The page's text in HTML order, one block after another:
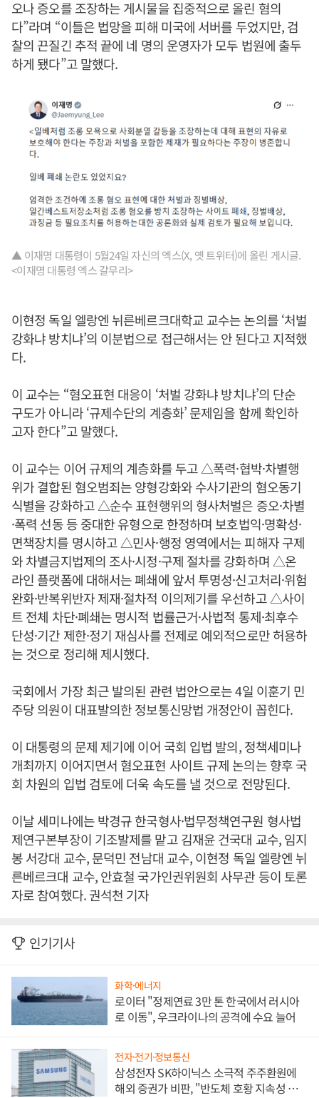
오나 증오를 조장하는 게시물을 집중적으로 올린 혐의
다”라며 “이들은 법망을 피해 미국에 서버를 두었지만, 검
찰의 끈질긴 추적 끝에 네 명의 운영자가 모두 법원에 출두
하게 됐다”고 말했다.
▲ 이재명 대통령이 5월24일 자신의 엑스(X, 옛 트위터)에 올린 게시글.
<이재명 대통령 엑스 갈무리>
이현정 독일 엘랑엔 뉘른베르크대학교 교수는 논의를 ‘처벌
강화냐 방치냐’의 이분법으로 접근해서는 안 된다고 지적했
다.
이 교수는 “혐오표현 대응이 ‘처벌 강화냐 방치냐’의 단순
구도가 아니라 ‘규제수단의 계층화’ 문제임을 함께 확인하
고자 한다”고 말했다.
이 교수는 이어 규제의 계층화를 두고 △폭력·협박·차별행
위가 결합된 혐오범죄는 양형강화와 수사기관의 혐오동기
식별을 강화하고 △순수 표현행위의 형사처벌은 증오·차별
·폭력 선동 등 중대한 유형으로 한정하며 보호법익·명확성·
면책장치를 명시하고 △민사·행정 영역에서는 피해자 구제
와 차별금지법제의 조사·시정·구제 절차를 강화하며 △온
라인 플랫폼에 대해서는 폐쇄에 앞서 투명성·신고처리·위험
완화·반복위반자 제재·절차적 이의제기를 우선하고 △사이
트 전체 차단·폐쇄는 명시적 법률근거·사법적 통제·최후수
단성·기간 제한·정기 재심사를 전제로 예외적으로만 허용하
는 것으로 정리해 제시했다.
국회에서 가장 최근 발의된 관련 법안으로는 4일 이훈기 민
주당 의원이 대표발의한 정보통신망법 개정안이 꼽힌다.
이 대통령의 문제 제기에 이어 국회 입법 발의, 정책세미나
개최까지 이어지면서 혐오표현 사이트 규제 논의는 향후 국
회 차원의 입법 검토에 더욱 속도를 낼 것으로 전망된다.
이날 세미나에는 박경규 한국형사·법무정책연구원 형사법
제연구본부장이 기조발제를 맡고 김재윤 건국대 교수, 임지
봉 서강대 교수, 문덕민 전남대 교수, 이현정 독일 엘랑엔 뉘
른베르크대 교수, 안효철 국가인권위원회 사무관 등이 토론
자로 참여했다. 권석천 기자
인기기사
화학·에너지
로이터 "정제연료 3만 톤 한국에서 러시아
로 이동", 우크라이나의 공격에 수요 늘어
전자·전기·정보통신
삼성전자 SK하이닉스 소극적 주주환원에
해외 증권가 비판, "반도체 호황 지속성 의